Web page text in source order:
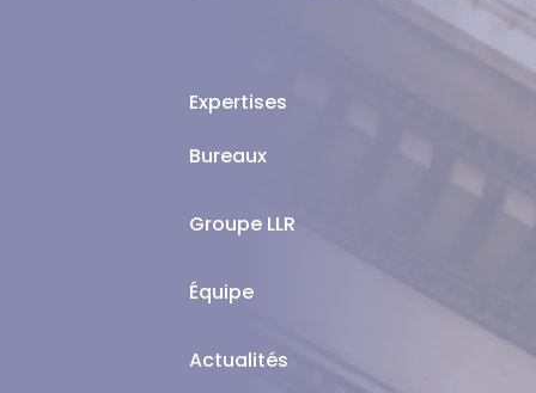
Expertises
Bureaux
Groupe LLR
Équipe
Actualités